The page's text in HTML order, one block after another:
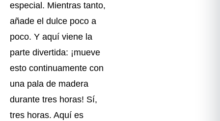
especial. Mientras tanto,
añade el dulce poco a
poco. Y aquí viene la
parte divertida: ¡mueve
esto continuamente con
una pala de madera
durante tres horas! Sí,
tres horas. Aquí es